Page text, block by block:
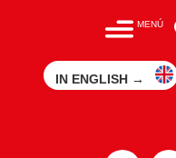
MENÚ
IN ENGLISH →